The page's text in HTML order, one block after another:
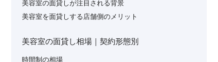
美容室の面貸しが注目される背景
美容室を面貸しする店舗側のメリット
美容室の面貸し相場｜契約形態別
時間制の相場